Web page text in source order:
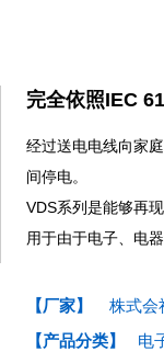
完全依照IEC
经过送电电线向家
间停电。
VDS系列是能够再
用于由于电子、电
【厂家】
株式会
【产品分类】
电